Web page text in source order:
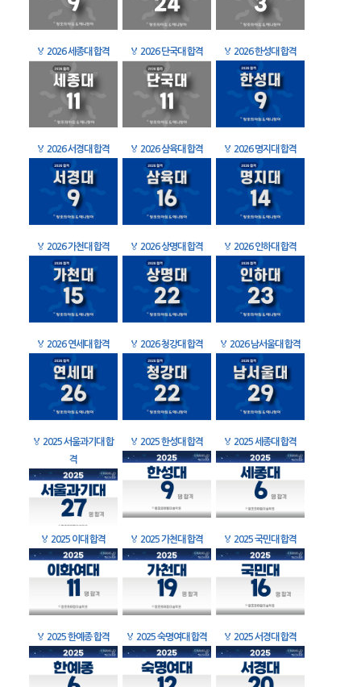
🏅 2026 세종대 합격 🏅 2026 단국대 합격 🏅 2026 한성대 합격
🏅 2026 서경대 합격 🏅 2026 삼육대 합격 🏅 2026 명지대 합격
🏅 2026 가천대 합격 🏅 2026 상명대 합격 🏅 2026 인하대 합격
🏅 2026 연세대 합격 🏅 2026 청강대 합격 🏅 2026 남서울대 합격
🏅 2025 서울과기대 합
격
🏅 2025 한성대 합격 🏅 2025 세종대 합격
🏅 2025 이대 합격 🏅 2025 가천대 합격 🏅 2025 국민대 합격
🏅 2025 한예종 합격 🏅 2025 숙명여대 합격 🏅 2025 서경대 합격